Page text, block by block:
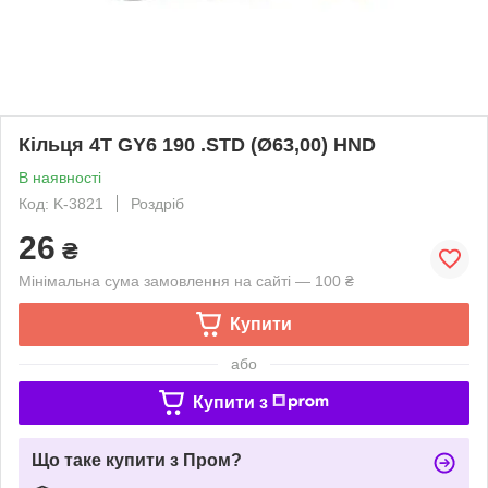
Кільця 4T GY6 190 .STD (Ø63,00) HND
В наявності
Код: K-3821
Роздріб
26 ₴
Мінімальна сума замовлення на сайті — 100 ₴
Купити
або
Купити з
Що таке купити з Пром?